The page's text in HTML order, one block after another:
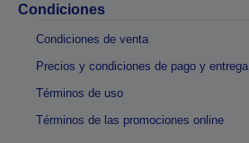
Condiciones
Condiciones de venta
Precios y condiciones de pago y entrega
Términos de uso
Términos de las promociones online